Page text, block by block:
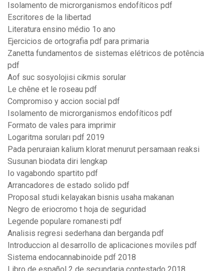
Isolamento de microrganismos endofíticos pdf
Escritores de la libertad
Literatura ensino médio 1o ano
Ejercicios de ortografia pdf para primaria
Zanetta fundamentos de sistemas elétricos de potência
pdf
Aof suc sosyolojisi cikmis sorular
Le chêne et le roseau pdf
Compromiso y accion social pdf
Isolamento de microrganismos endofíticos pdf
Formato de vales para imprimir
Logaritma soruları pdf 2019
Pada peruraian kalium klorat menurut persamaan reaksi
Susunan biodata diri lengkap
Io vagabondo spartito pdf
Arrancadores de estado solido pdf
Proposal studi kelayakan bisnis usaha makanan
Negro de eriocromo t hoja de seguridad
Legende populare romanesti pdf
Analisis regresi sederhana dan berganda pdf
Introduccion al desarrollo de aplicaciones moviles pdf
Sistema endocannabinoide pdf 2018